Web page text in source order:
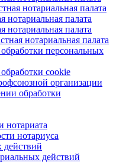
нотариальная палата
нотариальная палата
нотариальная палата
нотариальная палата
персональных
cookie
организации
обработки
нотариата
нотариуса
действий
действий